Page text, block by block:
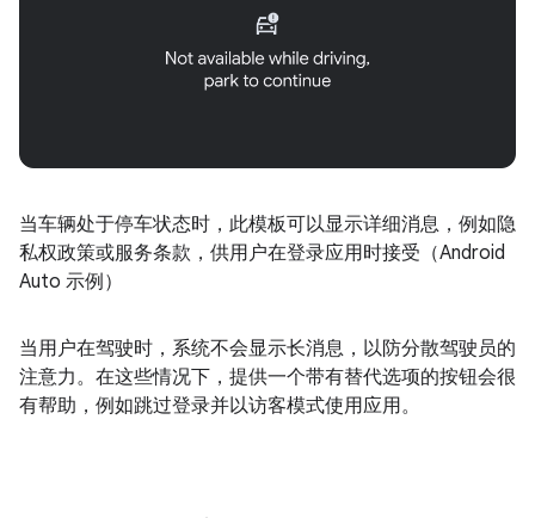
当车辆处于停车状态时，此模板可以显示详细消息，例如隐
私权政策或服务条款，供用户在登录应用时接受（Android
Auto 示例）
当用户在驾驶时，系统不会显示长消息，以防分散驾驶员的
注意力。在这些情况下，提供一个带有替代选项的按钮会很
有帮助，例如跳过登录并以访客模式使用应用。